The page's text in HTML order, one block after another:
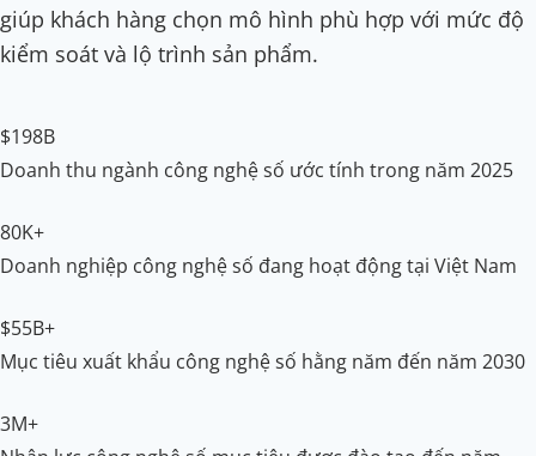
giúp khách hàng chọn mô hình phù hợp với mức độ
kiểm soát và lộ trình sản phẩm.
$198B
Doanh thu ngành công nghệ số ước tính trong năm 2025
80K+
Doanh nghiệp công nghệ số đang hoạt động tại Việt Nam
$55B+
Mục tiêu xuất khẩu công nghệ số hằng năm đến năm 2030
3M+